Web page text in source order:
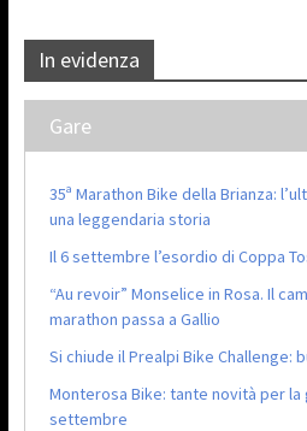
In evidenza
Gare
35ª Marathon Bike della Brianza:
una leggendaria storia
Il 6 settembre l’esordio di Coppa
“Au revoir” Monselice in Rosa. Il
marathon passa a Gallio
Si chiude il Prealpi Bike Challenge:
Monterosa Bike: tante novità per
settembre